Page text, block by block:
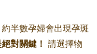
約半數孕婦會出現孕斑
對關鍵！ 請選擇物